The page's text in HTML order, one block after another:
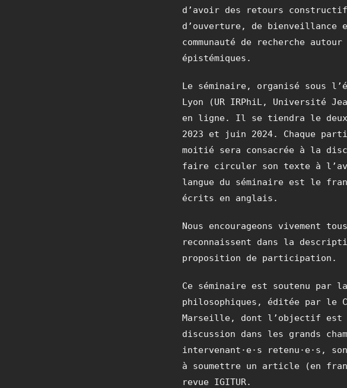
d’avoir des retours
d’ouverture, de
communauté de recherche
épistémiques.
Le séminaire, organisé sous
Lyon (UR IRPhiL, Université
en ligne. Il se tiendra le
2023 et juin 2024. Chaque
moitié sera consacrée à la
faire circuler son texte à
langue du séminaire est le
écrits en anglais.
Nous encourageons vivement
reconnaissent dans la
proposition de participation.
Ce séminaire est soutenu par
philosophiques, éditée par le
Marseille, dont l’objectif est
discussion dans les grands
intervenant·e·s retenu·e·s,
à soumettre un article (en
revue IGITUR.